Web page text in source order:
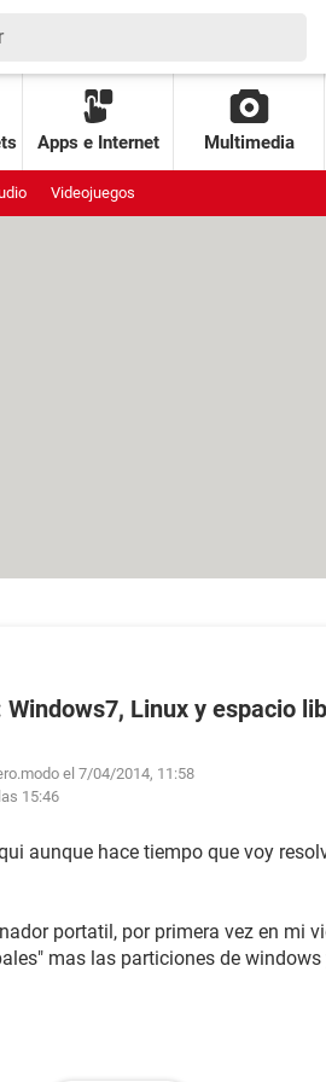
Apps e Internet Multimedia
Videojuegos
Linux y espacio
el 7/04/2014, 11:58
15:46
aunque hace tiempo que voy
portatil, por primera vez en mi
mas las particiones de